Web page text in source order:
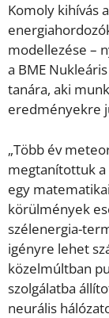
Komoly kihívás
modellezése –
a BME
tanára, aki
eredményekre
„Több év
megtanítottuk a
egy
körülmények
szélenergia-
igényre lehet
közelmúltban
szolgálatba
neurális